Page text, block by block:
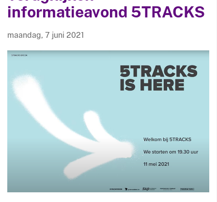
informatieavond 5TRACKS
maandag, 7 juni 2021